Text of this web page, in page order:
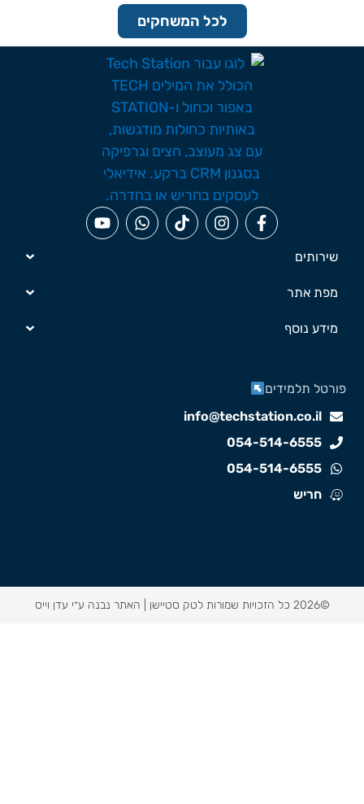
לכל המשחקים
שירותים
מפת אתר
מידע נוסף
info@techstation.co.il
054-514-6555
054-514-6555
חריש
תלמידים
האתר נבנה ע״י עדן וייס